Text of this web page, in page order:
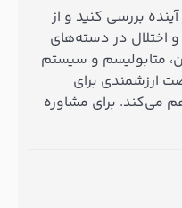
بررسی کنید و از
بیش از ۷۰ بیماری و اختلال در دسته‌های
متابولیسم و سیستم
ارزشمندی برای
می‌کند. برای مشاوره